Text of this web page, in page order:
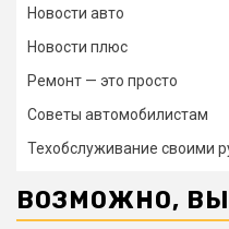
Новости авто
Новости плюс
Ремонт — это просто
Советы автомобилистам
Техобслуживание своими
ВОЗМОЖНО,